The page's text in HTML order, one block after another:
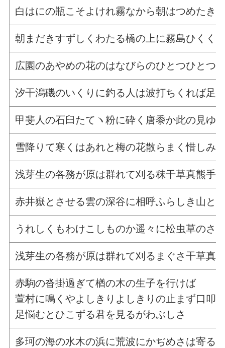
白はにの瓶こそよけれ霧なから朝はつめたき
朝まだきすずしくわたる橋の上に霧島ひくく
広園のあやめの花のはなびらのひとつひとつ
汐干潟磯のいくりに釣る人は波打ちくれば足
甲斐人の石臼たてヽ粉に砕く唐黍か此の見ゆ
雪降りて寒くはあれと梅の花散らまく惜しみ
浅芽生の各務が原は群れて刈る秣干草真熊手
赤井嶽とさせる雲の深谷に相呼ふらしき山と
うれしくもわけこしものか遥々に松虫草のさ
浅芽生の各務が原は群れて刈るまぐさ干草真
赤駒の沓掛過ぎて楢の木の生子を行けば
萱村に鳴くやよしきりよしきりの止まず口叩
足悩むとひこずる君を見るがわぶしさ
多珂の海の水木の浜に荒波にかぢめさは寄る